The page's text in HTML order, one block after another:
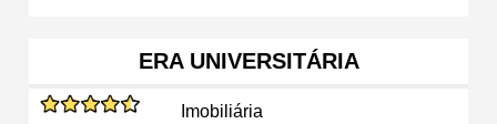
ERA UNIVERSITÁRIA
Imobiliária